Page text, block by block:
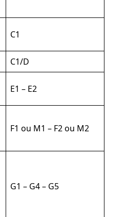
C1
C1/D
E1 – E2
F1 ou M1 – F2 ou M2
G1 – G4 – G5